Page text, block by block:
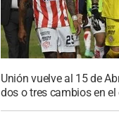
Unión vuelve al 15 de
dos o tres cambios en